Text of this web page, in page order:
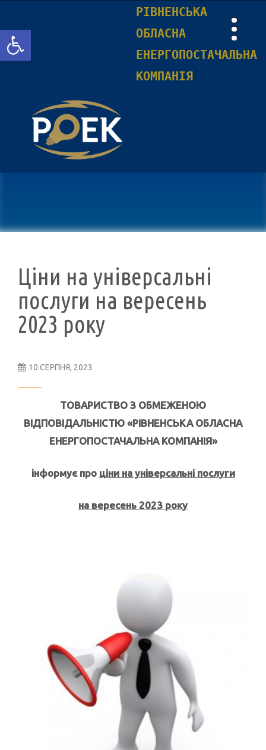
Відкрити Панель інструментів
РІВНЕНСЬКА
ОБЛАСНА
ЕНЕРГОПОСТАЧАЛЬНА
КОМПАНІЯ
Ціни на універсальні
послуги на вересень
2023 року
10 СЕРПНЯ, 2023
ТОВАРИСТВО З ОБМЕЖЕНОЮ
ВІДПОВІДАЛЬНІСТЮ «РІВНЕНСЬКА ОБЛАСНА
ЕНЕРГОПОСТАЧАЛЬНА КОМПАНІЯ»
інформує про ціни на універсальні послуги
на вересень 2023 року